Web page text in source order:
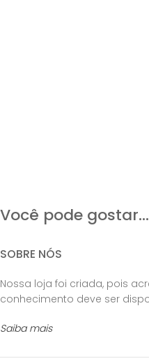
Você pode gostar...
SOBRE NÓS
Nossa loja foi criada, pois
conhecimento deve ser
Saiba mais